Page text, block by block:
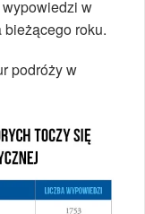
w
roku.
podróży w